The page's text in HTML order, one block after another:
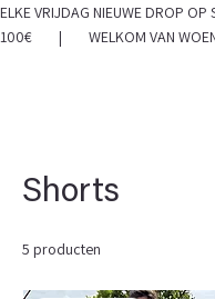
ELKE VRIJDAG NIEUWE DROP
100€ | WELKOM VAN
Shorts
5 producten